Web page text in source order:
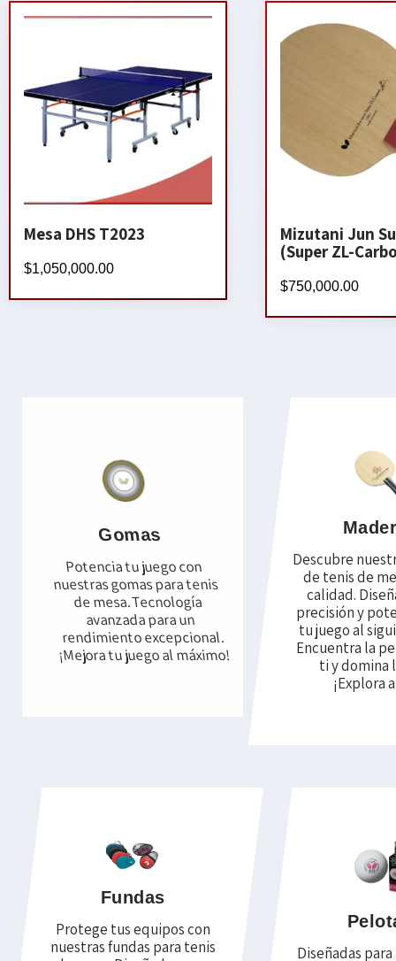
Mesa DHS T2023
$1,050,000.00
Mizutani Jun
(Super ZL-
$750,000.00
Gomas
Potencia tu juego con
nuestras gomas para tenis
de mesa. Tecnología
avanzada para un
rendimiento excepcional.
¡Mejora tu juego al máximo!
Descubre
de tenis de
calidad.
precisión y
tu juego al
Encuentra la
ti y domina
¡Explora
Fundas
Protege tus equipos con
nuestras fundas para tenis
Diseñadas